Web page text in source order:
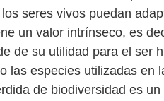
seres vivos puedan
un valor intrínseco, es
de su utilidad para el ser
las especies utilizadas en
de biodiversidad es un